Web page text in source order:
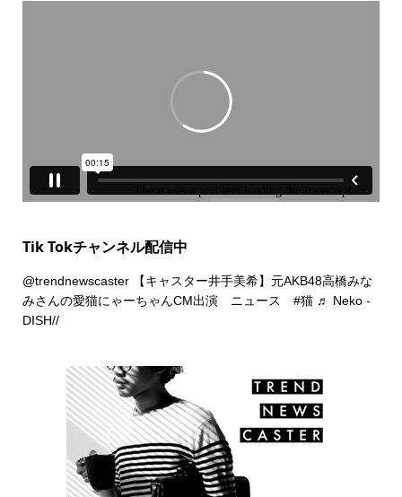
Tik Tokチャンネル配信中
@trendnewscaster【キャスター井手美希】元AKB48高橋みな
みさんの愛猫にゃーちゃんCM出演 ニュース #猫 ♬ Neko -
DISH//